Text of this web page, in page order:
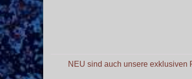
NEU sind auch unsere exklusiven